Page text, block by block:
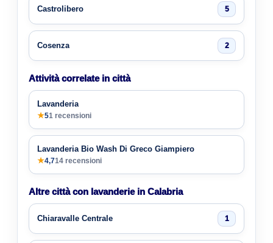
Castrolibero 5
Cosenza 2
Attività correlate in città
Lavanderia
★51 recensioni
Lavanderia Bio Wash Di Greco Giampiero
★4,714 recensioni
Altre città con lavanderie in Calabria
Chiaravalle Centrale 1